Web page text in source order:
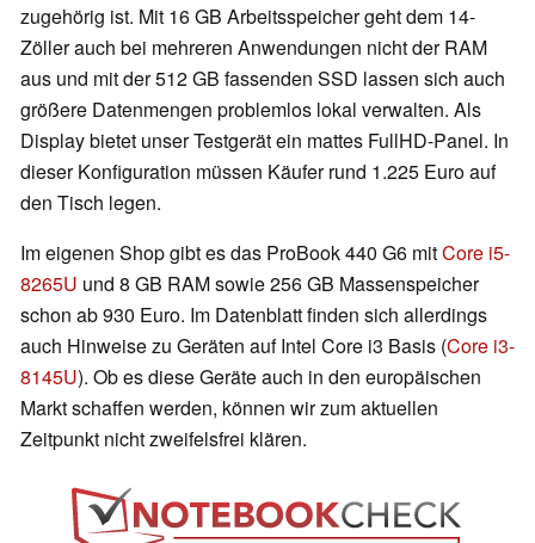
zugehörig ist. Mit 16 GB Arbeitsspeicher geht dem 14-
Zöller auch bei mehreren Anwendungen nicht der RAM
aus und mit der 512 GB fassenden SSD lassen sich auch
größere Datenmengen problemlos lokal verwalten. Als
Display bietet unser Testgerät ein mattes FullHD-Panel. In
dieser Konfiguration müssen Käufer rund 1.225 Euro auf
den Tisch legen.
Im eigenen Shop gibt es das ProBook 440 G6 mitCore i5-
8265U und 8 GB RAM sowie 256 GB Massenspeicher
schon ab 930 Euro. Im Datenblatt finden sich allerdings
auch Hinweise zu Geräten auf Intel Core i3 Basis (Core i3-
8145U). Ob es diese Geräte auch in den europäischen
Markt schaffen werden, können wir zum aktuellen
Zeitpunkt nicht zweifelsfrei klären.